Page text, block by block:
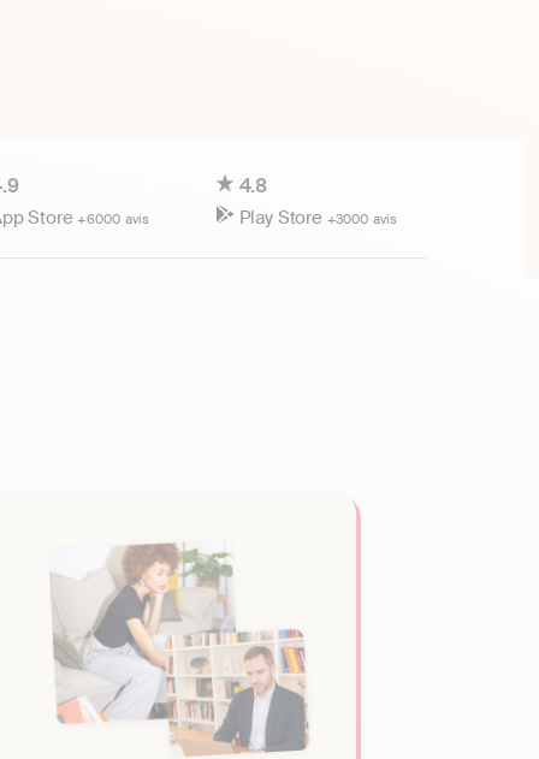
Store+6000 avis
4.8
Play Store +3000 avis